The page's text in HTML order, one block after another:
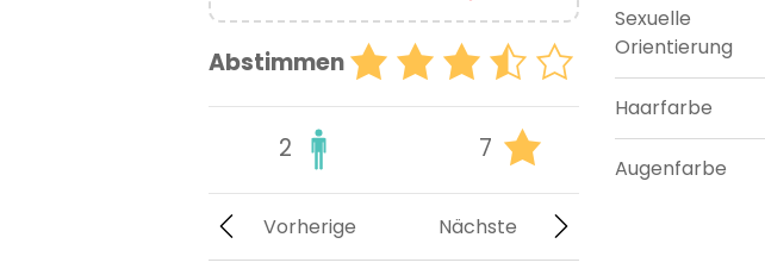
Abstimmen
2 7
Nächste
Vorherige
Sexuelle
Orientierung
Haarfarbe
Augenfarbe